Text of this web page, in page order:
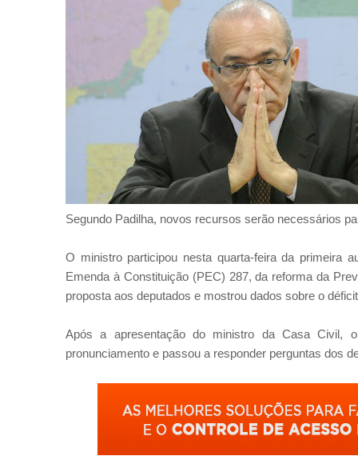
Segundo Padilha, novos recursos serão necessários
O ministro participou nesta quarta-feira da primeira
Emenda à Constituição (PEC) 287, da reforma da
proposta aos deputados e mostrou dados sobre o
Após a apresentação do ministro da Casa Civil,
pronunciamento e passou a responder perguntas dos